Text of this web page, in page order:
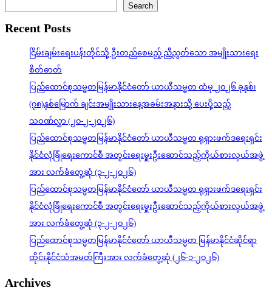
Search
Recent Posts
ငြိမ်းချမ်းရေးပန်းတိုင်သို့ ဦးတည်စေမည့် ညီညွတ်သော အမျိုးသားရေး
စိတ်ဓာတ်
ပြည်ထောင်စုသမ္မတမြန်မာနိုင်ငံတော် ယာယီသမ္မတ ထံမှ ၂၀၂၆ ခုနှစ်၊
(၇၈)နှစ်မြောက် ချင်းအမျိုးသားနေ့အခမ်းအနားသို့ ပေးပို့သည့်
သဝဏ်လွှာ (၂၀-၂-၂၀၂၆)
ပြည်ထောင်စုသမ္မတမြန်မာနိုင်ငံတော် ယာယီသမ္မတ ရုရှားဖက်ဒရေးရှင်း
နိုင်ငံလုံခြုံရေးကောင်စီ အတွင်းရေးမှူးဦးဆောင်သည့်ကိုယ်စားလှယ်အဖွဲ့
အား လက်ခံတွေ့ဆုံ (၃-၂-၂၀၂၆)
ပြည်ထောင်စုသမ္မတမြန်မာနိုင်ငံတော် ယာယီသမ္မတ ရုရှားဖက်ဒရေးရှင်း
နိုင်ငံလုံခြုံရေးကောင်စီ အတွင်းရေးမှူးဦးဆောင်သည့်ကိုယ်စားလှယ်အဖွဲ့
အား လက်ခံတွေ့ဆုံ (၃-၂-၂၀၂၆)
ပြည်ထောင်စုသမ္မတမြန်မာနိုင်ငံတော် ယာယီသမ္မတ မြန်မာနိုင်ငံဆိုင်ရာ
ထိုင်းနိုင်ငံသံအမတ်ကြီးအား လက်ခံတွေ့ဆုံ (၂၆-၁-၂၀၂၆)
Archives